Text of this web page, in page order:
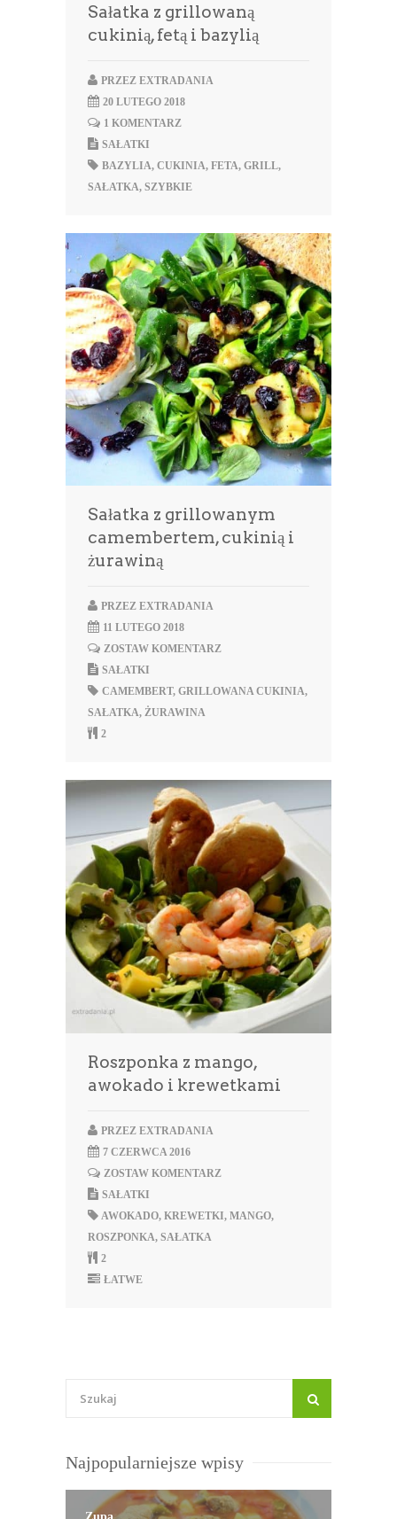
Sałatka z grillowaną
cukinią, fetą i bazylią
PRZEZ EXTRADANIA
20 LUTEGO 2018
1 KOMENTARZ
SAŁATKI
BAZYLIA, CUKINIA, FETA, GRILL,
SAŁATKA, SZYBKIE
Sałatka z grillowanym
camembertem, cukinią i
żurawiną
PRZEZ EXTRADANIA
11 LUTEGO 2018
ZOSTAW KOMENTARZ
SAŁATKI
CAMEMBERT, GRILLOWANA CUKINIA,
SAŁATKA, ŻURAWINA
2
Roszponka z mango,
awokado i krewetkami
PRZEZ EXTRADANIA
7 CZERWCA 2016
ZOSTAW KOMENTARZ
SAŁATKI
AWOKADO, KREWETKI, MANGO,
ROSZPONKA, SAŁATKA
2
ŁATWE
Najpopularniejsze wpisy